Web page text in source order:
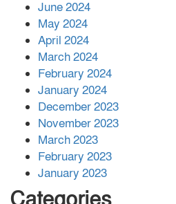
June 2024
May 2024
April 2024
March 2024
February 2024
January 2024
December 2023
November 2023
March 2023
February 2023
January 2023